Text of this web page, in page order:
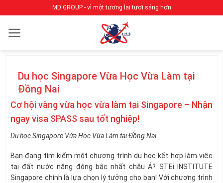
qua
nội
MD GROUP - vì một tương lai tươi sáng hơn
Du học Singapore Vừa Học Vừa Làm tại
Đồng Nai
Cơ hội vàng vừa học vừa làm tại Singapore – Nhận
ngay visa SPASS sau tốt nghiệp!
Du học Singapore Vừa Học Vừa Làm tại Đồng Nai
Bạn đang tìm kiếm một chương trình du học kết hợp làm việc
tại đất nước năng động bậc nhất châu Á? STEi INSTITUTE
Singapore chính là lựa chọn lý tưởng cho bạn! Với chương trình